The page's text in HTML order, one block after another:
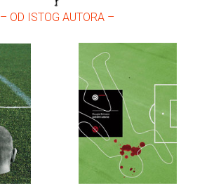
– OD ISTOG AUTORA –